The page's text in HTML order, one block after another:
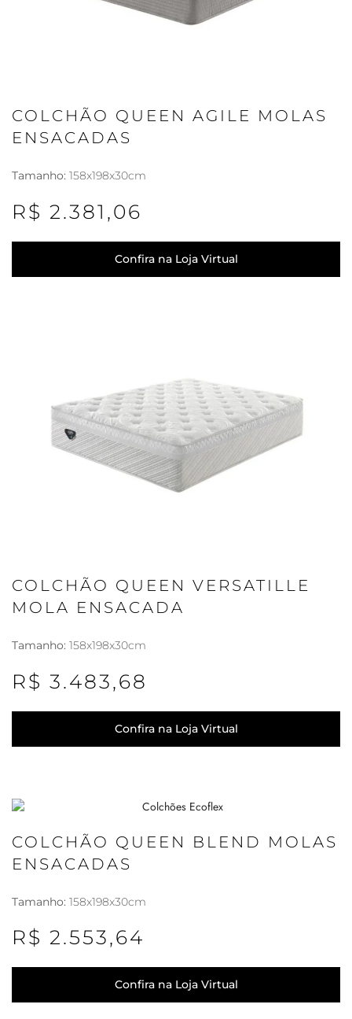
COLCHÃO QUEEN AGILE MOLAS
ENSACADAS
Tamanho: 158x198x30cm
R$ 2.381,06
Confira na Loja Virtual
COLCHÃO QUEEN VERSATILLE
MOLA ENSACADA
Tamanho: 158x198x30cm
R$ 3.483,68
Confira na Loja Virtual
COLCHÃO QUEEN BLEND MOLAS
ENSACADAS
Tamanho: 158x198x30cm
R$ 2.553,64
Confira na Loja Virtual